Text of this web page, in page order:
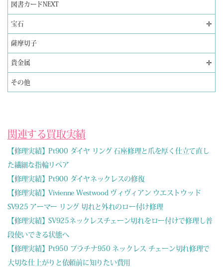
図書カードNEXT
宝石 ✛
薩摩切子
貴金属 ✛
その他
関連する買取実績
【修理実績】Pt900 ダイヤ リング 石座修理と爪を厚く仕立て直し
た繊細な指輪リペア
【修理実績】Pt900 ダイヤネックレスの修復
【修理実績】Vivienne Westwood ヴィヴィアン ウエストウッド
SV925 アーマー リング 切れと外れのロー付け修理
【修理実績】SV925ネックレスチェーン切れをロー付けで修理し普
段使いできる状態へ
【修理実績】Pt950 プラチナ950 ネックレス チェーン切れ修理で
大切な仕上がりと依頼前に知りたい費用